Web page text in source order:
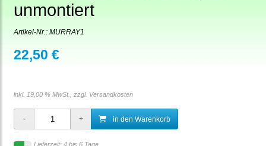
unmontiert
Artikel-Nr.: MURRAY1
22,50 €
inkl. 19,00 % MwSt., zzgl. Versandkosten
in den Warenkorb
Lieferzeit: 4 bis 6 Tage